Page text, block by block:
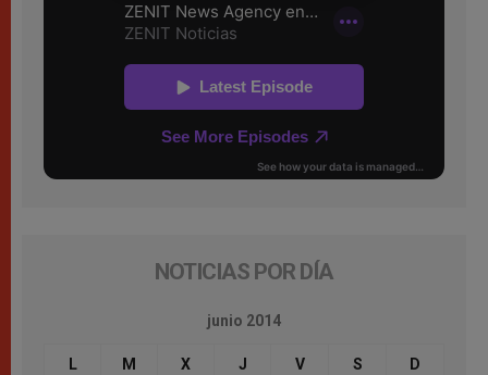
NOTICIAS POR DÍA
junio 2014
L M X J V S D